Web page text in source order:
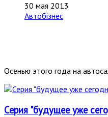
30 мая 2013
Автобізнес
Осенью этого года на
Серия "будущее уже